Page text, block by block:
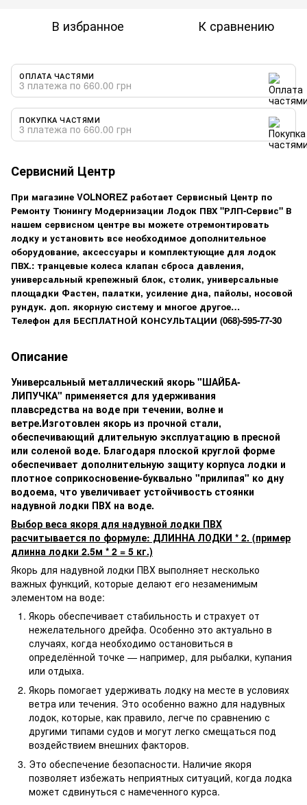
В избранное К сравнению
ОПЛАТА ЧАСТЯМИ
3 платежа по 660.00 грн
ПОКУПКА ЧАСТЯМИ
3 платежа по 660.00 грн
Сервисний Центр
При магазине VOLNOREZ работает Сервисный Центр по
Ремонту Тюнингу Модернизации Лодок ПВХ "РЛП-Сервис" В
нашем сервисном центре вы можете отремонтировать
лодку и установить все необходимое дополнительное
оборудование, аксессуары и комплектующие для лодок
ПВХ.: транцевые колеса клапан сброса давления,
универсальный крепежный блок, столик, универсальные
площадки Фастен, палатки, усиление дна, пайолы, носовой
рундук. доп. якорную систему и многое другое…
Телефон для БЕСПЛАТНОЙ КОНСУЛЬТАЦИИ (068)-595-77-30
Описание
Универсальный металлический якорь "ШАЙБА-
ЛИПУЧКА" применяется для удерживания
плавсредства на воде при течении, волне и
ветре.Изготовлен якорь из прочной стали,
обеспечивающий длительную эксплуатацию в пресной
или соленой воде. Благодаря плоской круглой форме
обеспечивает дополнительную защиту корпуса лодки и
плотное соприкосновение-буквально "прилипая" ко дну
водоема, что увеличивает устойчивость стоянки
надувной лодки ПВХ на воде.
Выбор веса якоря для надувной лодки ПВХ
расчитывается по формуле: ДЛИННА ЛОДКИ * 2. (пример
длинна лодки 2.5м * 2 = 5 кг.)
Якорь для надувной лодки ПВХ выполняет несколько
важных функций, которые делают его незаменимым
элементом на воде:
Якорь обеспечивает стабильность и страхует от
нежелательного дрейфа. Особенно это актуально в
случаях, когда необходимо остановиться в
определённой точке — например, для рыбалки, купания
или отдыха.
Якорь помогает удерживать лодку на месте в условиях
ветра или течения. Это особенно важно для надувных
лодок, которые, как правило, легче по сравнению с
другими типами судов и могут легко смещаться под
воздействием внешних факторов.
Это обеспечение безопасности. Наличие якоря
позволяет избежать неприятных ситуаций, когда лодка
может сдвинуться с намеченного курса.